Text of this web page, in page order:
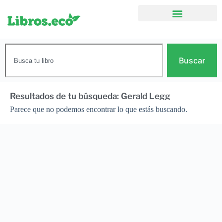
Buscar
Resultados de tu búsqueda: Gerald Legg
Parece que no podemos encontrar lo que estás buscando.